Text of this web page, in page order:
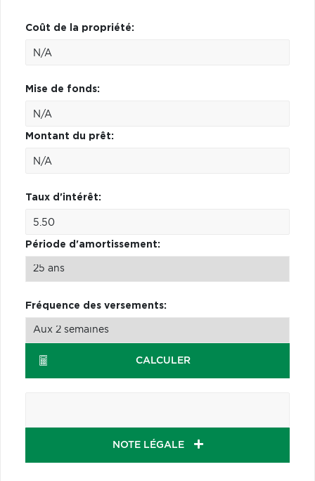
Coût de la propriété:
Mise de fonds:
Montant du prêt:
Taux d'intérêt:
Période d'amortissement:
Fréquence des versements:
CALCULER
NOTE LÉGALE